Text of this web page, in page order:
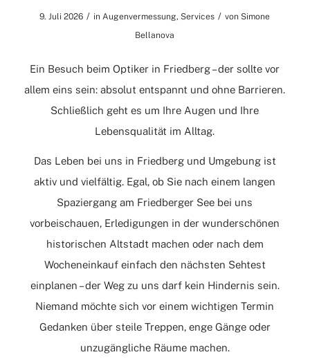
9. Juli 2026 / inAugenvermessung, Services / von Simone
Bellanova
Ein Besuch beim Optiker in Friedberg – der sollte vor
allem eins sein: absolut entspannt und ohne Barrieren.
Schließlich geht es um Ihre Augen und Ihre
Lebensqualität im Alltag.
Das Leben bei uns in Friedberg und Umgebung ist
aktiv und vielfältig. Egal, ob Sie nach einem langen
Spaziergang am Friedberger See bei uns
vorbeischauen, Erledigungen in der wunderschönen
historischen Altstadt machen oder nach dem
Wocheneinkauf einfach den nächsten Sehtest
einplanen – der Weg zu uns darf kein Hindernis sein.
Niemand möchte sich vor einem wichtigen Termin
Gedanken über steile Treppen, enge Gänge oder
unzugängliche Räume machen.